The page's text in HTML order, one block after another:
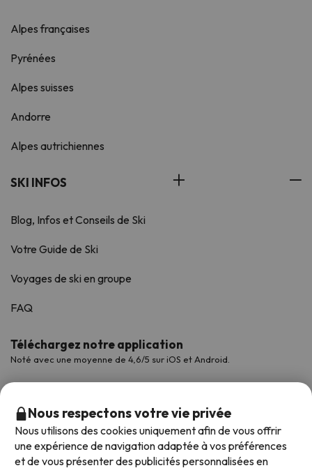
Alpes françaises
Pyrénées
Alpes suisses
Andorre
Alpes autrichiennes
SKI INFOS
Blog, Infos et Conseils de Ski
Votre Guide de Ski
Voyages de ski en groupe
FAQ
Téléchargez notre application
Noté avec une moyenne de 4,6/5 sur iOS et Android.
Nous respectons votre vie privée
Nous utilisons des cookies uniquement afin de vous offrir
une expérience de navigation adaptée à vos préférences
et de vous présenter des publicités personnalisées en